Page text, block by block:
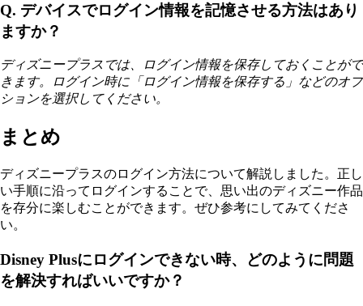
Q. デバイスでログイン情報を記憶させる方法はあり
ますか？
ディズニープラスでは、ログイン情報を保存しておくことがで
きます。ログイン時に「ログイン情報を保存する」などのオプ
ションを選択してください。
まとめ
ディズニープラスのログイン方法について解説しました。正し
い手順に沿ってログインすることで、思い出のディズニー作品
を存分に楽しむことができます。ぜひ参考にしてみてくださ
い。
Disney Plusにログインできない時、どのように問題
を解決すればいいですか？